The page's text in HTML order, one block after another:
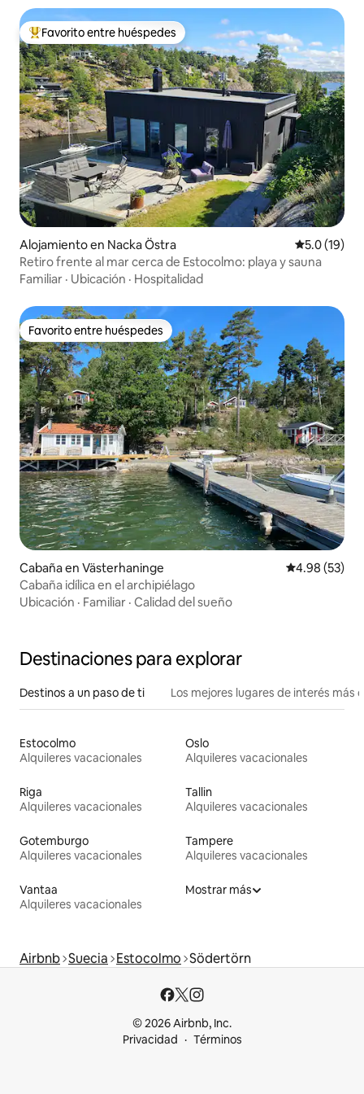
Favorito entre huéspedes preferido
Favorito entre huéspedes
Alojamiento en Nacka Östra Calificación
5.0 (19)
Retiro frente al mar cerca de Estocolmo: playa y sauna
Familiar · Ubicación · Hospitalidad
Favorito entre huéspedes
Favorito entre huéspedes
Cabaña en Västerhaninge Calificación
4.98 (53)
Cabaña idílica en el archipiélago
Ubicación · Familiar · Calidad del sueño
Destinaciones para explorar
Destinos a un paso de ti Los mejores lugares de interés más
Estocolmo
Alquileres vacacionales
Oslo
Alquileres vacacionales
Riga
Alquileres vacacionales
Tallin
Alquileres vacacionales
Gotemburgo
Alquileres vacacionales
Tampere
Alquileres vacacionales
Vantaa
Alquileres vacacionales
Mostrar más
Airbnb Suecia Estocolmo Södertörn
© 2026 Airbnb, Inc.
Privacidad
Términos